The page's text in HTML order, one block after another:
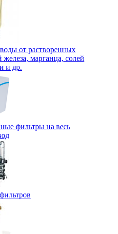
от растворенных
железа, марганца, солей
и др.
фильтры на весь